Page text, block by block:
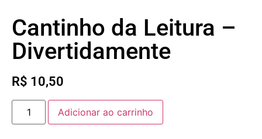
Cantinho da Leitura –
Divertidamente
R$ 10,50
Adicionar ao carrinho